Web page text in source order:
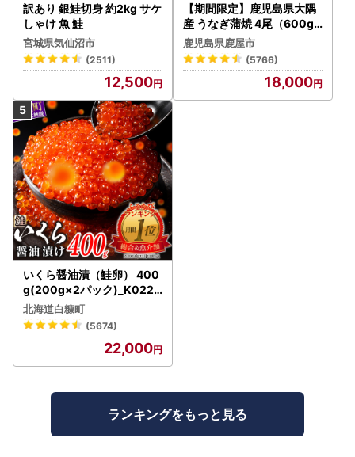
訳あり 銀鮭切身 約2kg サケ
しゃけ 魚 鮭
宮城県気仙沼市
(2511)
12,500
【期間限定】鹿児島県大隅
産 うなぎ蒲焼 4尾（600g
） KN007-004-04-cp18
うなぎ 鰻 魚 惣菜 総菜
鹿児島県鹿屋市
(5766)
18,000
いくら醤油漬（鮭卵） 400
g(200g×2パック)_K022-
1676
北海道白糠町
(5674)
22,000
ランキングをもっと見る